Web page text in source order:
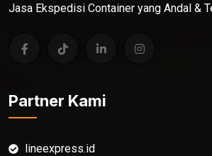
Jasa Ekspedisi Container yang Andal &
Partner Kami
lineexpress.id